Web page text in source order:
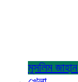
মুসলিম জাহান